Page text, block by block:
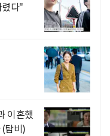
렸다"
이혼했
탐비)